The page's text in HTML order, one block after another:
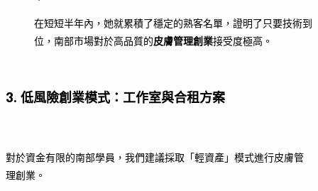
在短短半年內，她就累積了穩定的熟客名單，證明了只要技術到
位，南部市場對於高品質的皮膚管理創業接受度極高。
3. 低風險創業模式：工作室與合租方案
對於資金有限的南部學員，我們建議採取「輕資產」模式進行皮膚管
理創業。